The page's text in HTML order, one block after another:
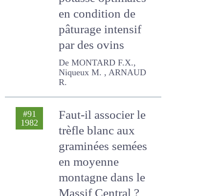
doses d'azote et de
potasse optimales
en condition de
pâturage intensif
par des ovins
De MONTARD F.X., Niqueux
M. , ARNAUD R.
Faut-il associer le
trèfle blanc aux
graminées semées
en moyenne